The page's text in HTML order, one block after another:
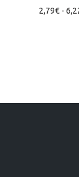
2,79€ -